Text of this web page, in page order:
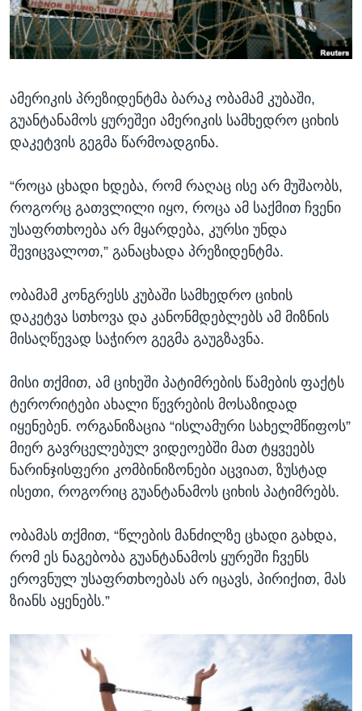
ᲡᲢᲣᲓᲘᲐ ᲕᲐᲨᲘᲜᲒᲢᲝᲜᲘ
ᲔᲙᲝᲜᲝᲛᲘᲙᲐ
ᲯᲐᲜᲛᲠᲗᲔᲚᲝᲑᲐ
ᲘᲜᲢᲔᲠᲕᲘᲣ
ᲙᲣᲚᲢᲣᲠᲐ
ᲓᲔᲖᲘᲜᲤᲝᲠᲛᲐᲪᲘᲐ
Learning English
ენები
ამერიკის პრეზიდენტმა ბარაკ ობამამ კუბაში,
გუანტანამოს ყურეშეი ამერიკის სამხედრო ციხის
დაკეტვის გეგმა წარმოადგინა.
“როცა ცხადი ხდება, რომ რაღაც ისე არ მუშაობს,
როგორც გათვლილი იყო, როცა ამ საქმით ჩვენი
უსაფრთხოება არ მყარდება, კურსი უნდა
შევიცვალოთ,” განაცხადა პრეზიდენტმა.
ობამამ კონგრესს კუბაში სამხედრო ციხის
დაკეტვა სთხოვა და კანონმდებლებს ამ მიზნის
მისაღწევად საჭირო გეგმა გაუგზავნა.
მისი თქმით, ამ ციხეში პატიმრების წამების ფაქტს
ტერორიტები ახალი წევრების მოსაზიდად
იყენებენ. ორგანიზაცია “ისლამური სახელმწიფოს”
მიერ გავრცელებულ ვიდეოებში მათ ტყვეებს
ნარინჯისფერი კომბინიზონები აცვიათ, ზუსტად
ისეთი, როგორიც გუანტანამოს ციხის პატიმრებს.
ობამას თქმით, “წლების მანძილზე ცხადი გახდა,
რომ ეს ნაგებობა გუანტანამოს ყურეში ჩვენს
ეროვნულ უსაფრთხოებას არ იცავს, პირიქით, მას
ზიანს აყენებს.”